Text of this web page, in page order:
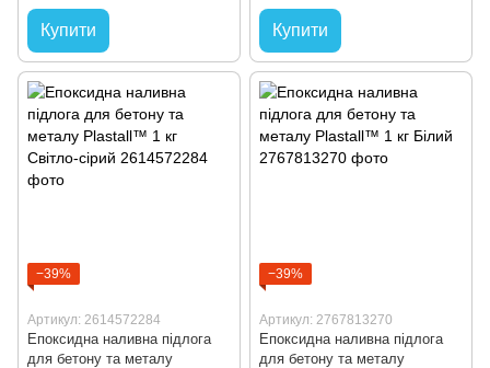
Купити Купити
−39%
Артикул: 2614572284
Епоксидна наливна підлога
для бетону та металу
−39%
Артикул: 2767813270
Епоксидна наливна підлога
для бетону та металу